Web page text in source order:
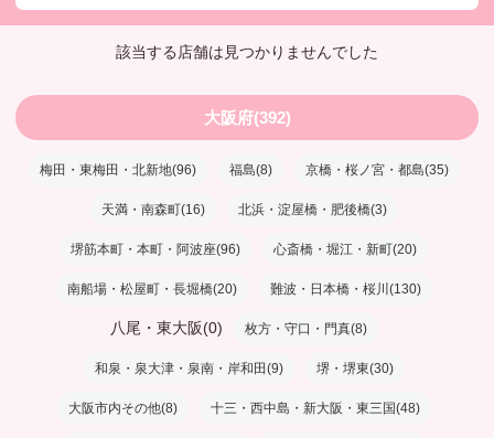
該当する店舗は見つかりませんでした
大阪府(392)
梅田・東梅田・北新地(96) 福島(8) 京橋・桜ノ宮・都島(35)
天満・南森町(16) 北浜・淀屋橋・肥後橋(3)
堺筋本町・本町・阿波座(96) 心斎橋・堀江・新町(20)
南船場・松屋町・長堀橋(20) 難波・日本橋・桜川(130)
八尾・東大阪(0) 枚方・守口・門真(8)
和泉・泉大津・泉南・岸和田(9) 堺・堺東(30)
大阪市内その他(8) 十三・西中島・新大阪・東三国(48)